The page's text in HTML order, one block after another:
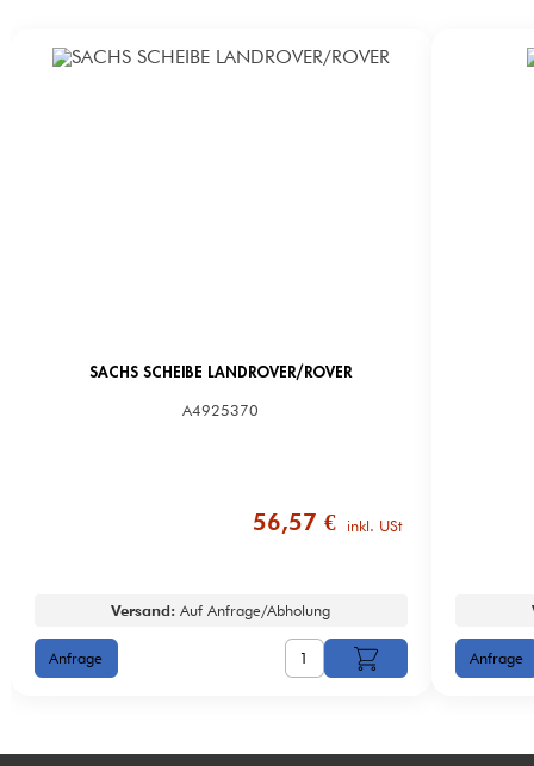
SACHS SCHEIBE LANDROVER/ROVER
A4925370
56,57 € inkl. USt
Versand: Auf Anfrage/Abholung